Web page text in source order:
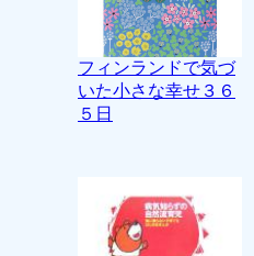
フィンランドで気づ
いた小さな幸せ３６
５日